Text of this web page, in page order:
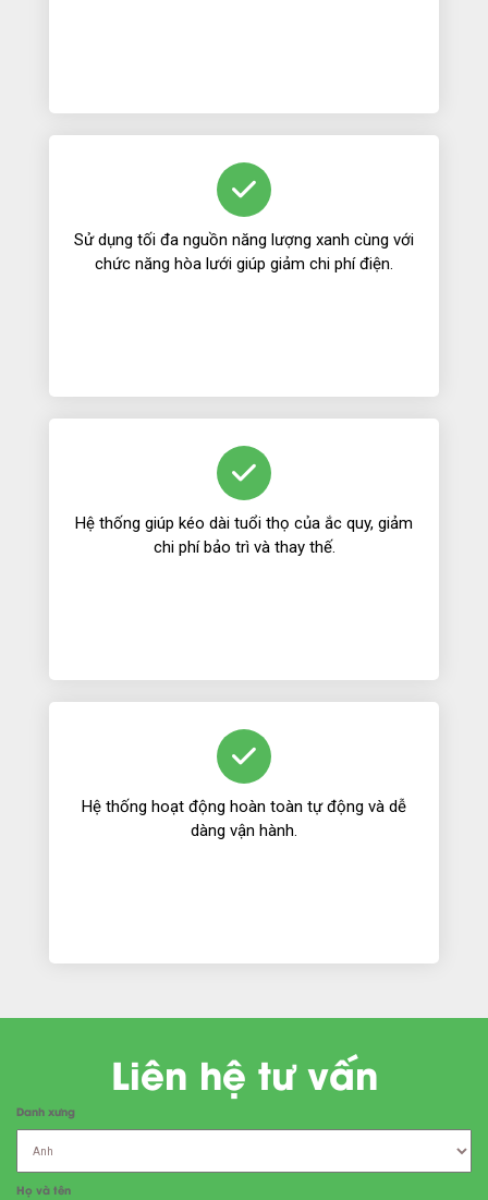
Sử dụng tối đa nguồn năng lượng xanh cùng với
chức năng hòa lưới giúp giảm chi phí điện.
Hệ thống giúp kéo dài tuổi thọ của ắc quy, giảm
chi phí bảo trì và thay thế.
Hệ thống hoạt động hoàn toàn tự động và dễ
dàng vận hành.
Liên hệ tư vấn
Danh xưng
Họ và tên